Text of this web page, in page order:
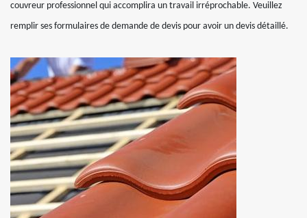
couvreur professionnel qui accomplira un travail irréprochable. Veuillez
remplir ses formulaires de demande de devis pour avoir un devis détaillé.